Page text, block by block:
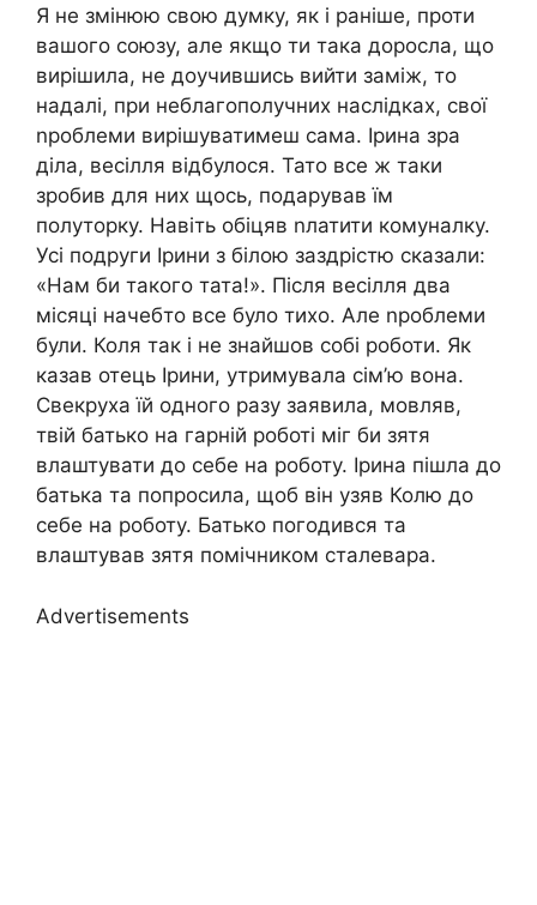
Я не змінюю свою думку, як і раніше, проти
вашого союзу, але якщо ти така доросла, що
вирішила, не доучившись вийти заміж, то
надалі, при неблагополучних наслідках, свої
nроблеми вирішуватимеш сама. Ірина зра
діла, весілля відбулося. Тато все ж таки
зробив для них щось, подарував їм
полуторку. Навіть обіцяв nлатити комуналку.
Усі подруги Ірини з білою заздрістю сказали:
«Нам би такого тата!». Після весілля два
місяці начебто все було тихо. Але nроблеми
були. Коля так і не знайшов собі роботи. Як
казав отець Ірини, утримувала сім’ю вона.
Свекруха їй одного разу заявила, мовляв,
твій батько на гарній роботі міг би зятя
влаштувати до себе на роботу. Ірина пішла до
батька та попросила, щоб він узяв Колю до
себе на роботу. Батько погодився та
влаштував зятя помічником сталевара.
Advertisements